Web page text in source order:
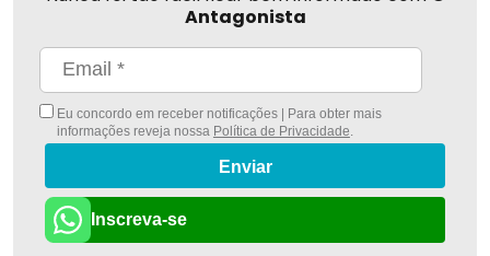
Antagonista
Eu concordo em receber notificações | Para obter mais
informações reveja nossa Política de Privacidade.
Enviar
Inscreva-se